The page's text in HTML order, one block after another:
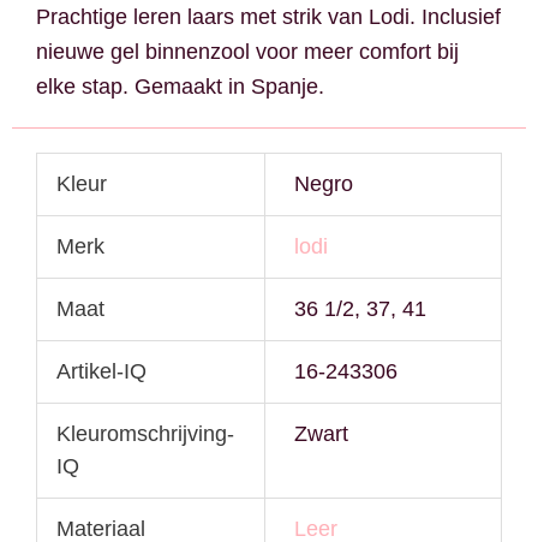
Prachtige leren laars met strik van Lodi. Inclusief
nieuwe gel binnenzool voor meer comfort bij
elke stap. Gemaakt in Spanje.
Kleur Negro
Merk lodi
Maat 36 1/2, 37, 41
Artikel-IQ 16-243306
Kleuromschrijving-
IQ
Zwart
Materiaal Leer